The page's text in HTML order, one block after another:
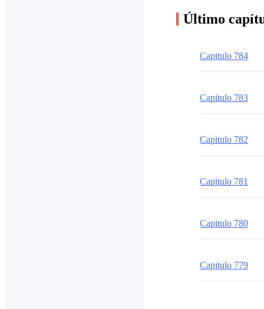
Último
Capitulo 784
Capitulo 783
Capitulo 782
Capitulo 781
Capitulo 780
Capitulo 779